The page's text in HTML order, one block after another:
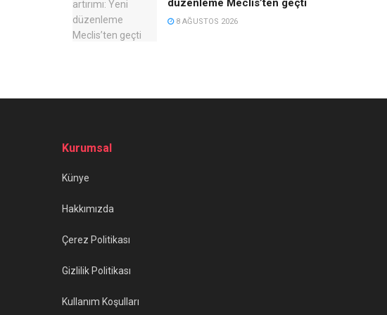
düzenleme Meclis’ten geçti
8 AĞUSTOS 2026
Kurumsal
Künye
Hakkımızda
Çerez Politikası
Gizlilik Politikası
Kullanım Koşulları